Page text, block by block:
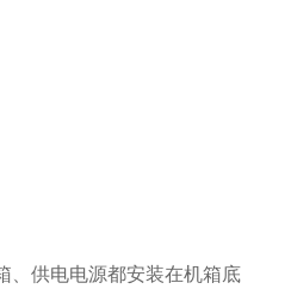
、供电电源都安装在机箱底